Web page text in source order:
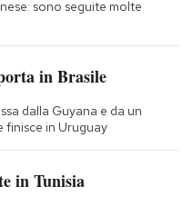
sono seguite molte
in Brasile
dalla Guyana e da un
finisce in Uruguay
in Tunisia